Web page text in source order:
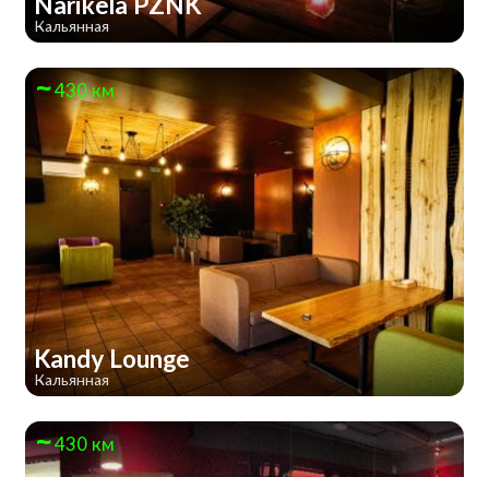
Кальянная
430 км
Kandy Lounge
Кальянная
430 км